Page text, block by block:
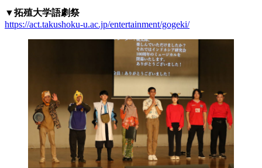
▼拓殖大学語劇祭
https://act.takushoku-u.ac.jp/entertainment/gogeki/